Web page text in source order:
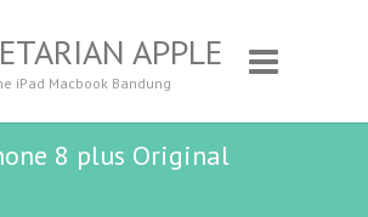
APPLE
iPad Macbook Bandung
8 plus Original